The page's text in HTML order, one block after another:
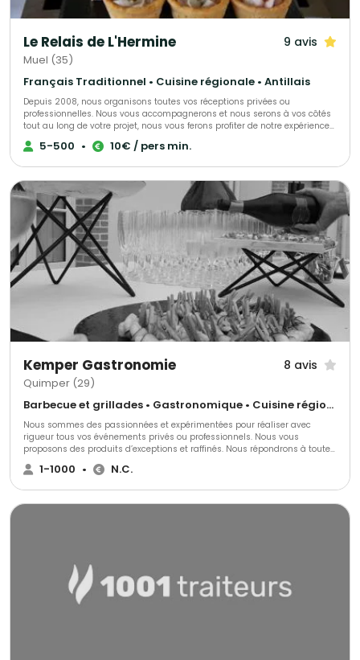
Le Relais de L'Hermine 9 avis
Muel (35)
Français Traditionnel • Cuisine régionale • Antillais
Depuis 2008, nous organisons toutes vos réceptions privées ou
professionnelles. Nous vous accompagnerons et nous serons à vos côtés
tout au long de votre projet, nous vous ferons profiter de notre expérience
et de notre passion. Nous pouvons nous déplacer directement chez vous
ou dans le lieu que vous aurez choisi. Possibilité de privatiser nos salles.
5-500 • 10€ / pers min.
Kemper Gastronomie 8 avis
Quimper (29)
Barbecue et grillades • Gastronomique • Cuisine régionale
Nous sommes des passionnées et expérimentées pour réaliser avec
rigueur tous vos événements privés ou professionnels. Nous vous
proposons des produits d’exceptions et raffinés. Nous répondrons à toutes
vos demandes même les plus originales.
1-1000 • N.C.